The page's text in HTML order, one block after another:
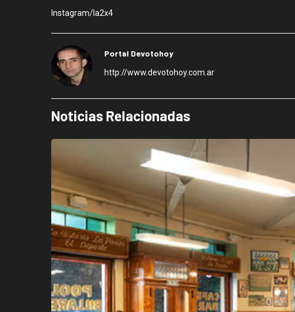
Instagram/la2x4
Portal Devotohoy
http://www.devotohoy.com.ar
Noticias Relacionadas